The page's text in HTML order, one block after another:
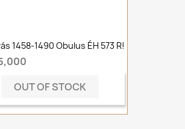
1458-1490 Obulus ÉH 573 R!
OUT OF STOCK